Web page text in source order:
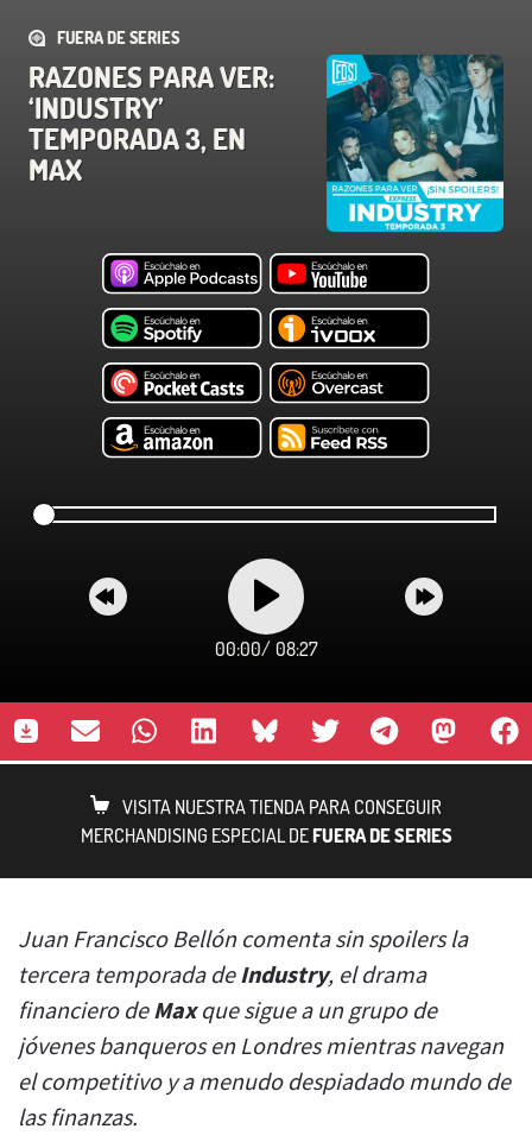
FUERA DE SERIES
RAZONES PARA VER:
‘INDUSTRY’
TEMPORADA 3, EN
MAX
00:00/ 08:27
VISITA NUESTRA TIENDA PARA CONSEGUIR
MERCHANDISING ESPECIAL DEFUERA DE SERIES
Juan Francisco Bellón comenta sin spoilers la
tercera temporada de Industry, el drama
financiero de Maxque sigue a un grupo de
jóvenes banqueros en Londres mientras navegan
el competitivo y a menudo despiadado mundo de
las finanzas.